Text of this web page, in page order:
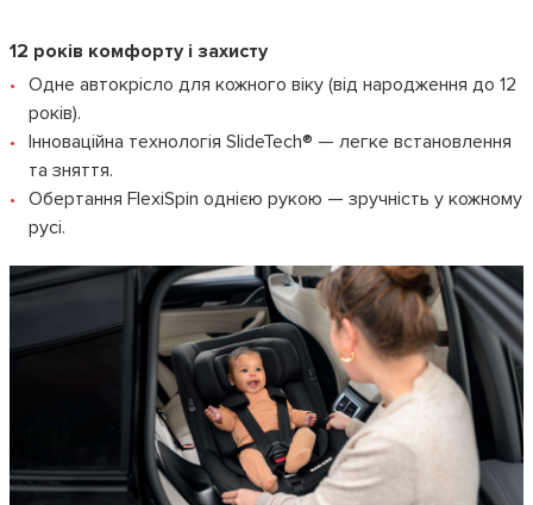
12 років комфорту і захисту
Одне автокрісло для кожного віку (від народження до 12
років).
Інноваційна технологія SlideTech® — легке встановлення
та зняття.
Обертання FlexiSpin однією рукою — зручність у кожному
русі.